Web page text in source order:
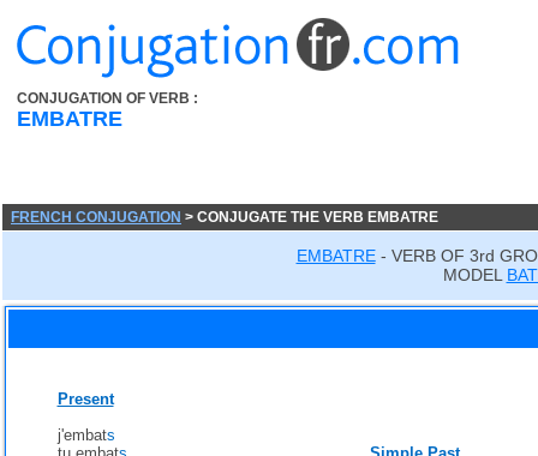
CONJUGATION OF VERB :
EMBATRE
FRENCH CONJUGATION > CONJUGATE THE VERB EMBATRE
EMBATRE- VERB OF 3rd
MODEL
Present
j'embats